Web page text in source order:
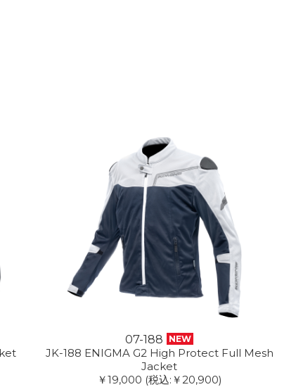
07-188 NEW
JK-188 ENIGMA G2 High Protect Full Mesh
Jacket
￥19,000 (税込:￥20,900)